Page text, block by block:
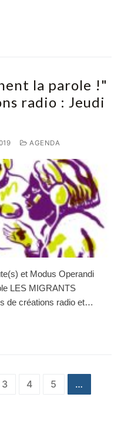
la parole !"
radio : Jeudi
AGENDA
et Modus Operandi
LES MIGRANTS
de créations radio et…
3 4 5
…